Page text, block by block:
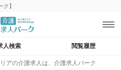
】
人検索 閲覧履歴
アの介護求人は、介護求人パーク